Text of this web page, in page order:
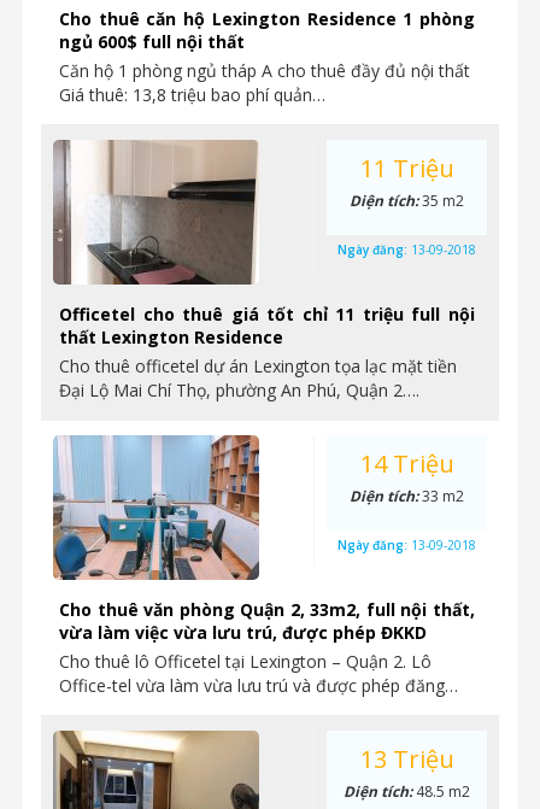
Cho thuê căn hộ Lexington Residence 1 phòng
ngủ 600$ full nội thất
Căn hộ 1 phòng ngủ tháp A cho thuê đầy đủ nội thất
Giá thuê: 13,8 triệu bao phí quản…
Officetel cho thuê giá tốt chỉ 11 triệu full nội
thất Lexington Residence
Cho thuê officetel dự án Lexington tọa lạc mặt tiền
Đại Lộ Mai Chí Thọ, phường An Phú, Quận 2….
11 Triệu
Diện tích:35 m2
Ngày đăng: 13-09-2018
Cho thuê văn phòng Quận 2, 33m2, full nội thất,
vừa làm việc vừa lưu trú, được phép ĐKKD
Cho thuê lô Officetel tại Lexington – Quận 2. Lô
Office-tel vừa làm vừa lưu trú và được phép đăng…
14 Triệu
Diện tích:33 m2
Ngày đăng: 13-09-2018
13 Triệu
Diện tích:48.5 m2